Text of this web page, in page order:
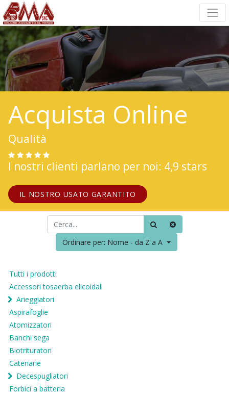
Acquista Online
Qualità
I nostri clienti parlano per noi: 4,9 stars
IL NOSTRO USATO GARANTITO
Ordinare per: Nome - da Z a A
Tutti i prodotti
Accessori tosaerba elicoidali
Arieggiatori
Aspirafoglie
Atomizzatori
Banchi sega
Biotrituratori
Catenarie
Decespugliatori
Forbici a batteria